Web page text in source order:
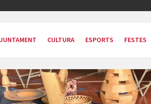
CULTURA ESPORTS FESTES